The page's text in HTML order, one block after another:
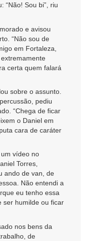
“Não! Sou bi”, riu
e avisou
“Não sou de
em Fortaleza,
certa quem falará
sobre o assunto.
pediu
“Chega de ficar
o Daniel em
cara de caráter
vídeo no
Torres,
ando de van, de
Não entendi a
eu tenho essa
ser humilde ou ficar
nos bens da
de